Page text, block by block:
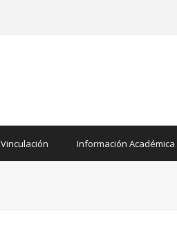
Vinculación Información Académica